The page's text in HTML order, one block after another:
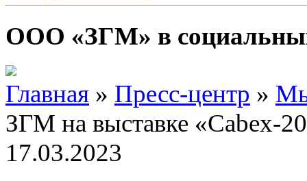
ООО «ЗГМ» в
Главная » Пресс-центр »
ЗГМ на выставке «Cabex-
17.03.2023